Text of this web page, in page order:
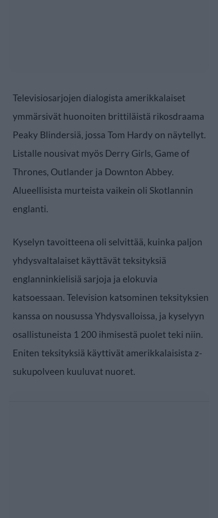
Televisiosarjojen dialogista amerikkalaiset
ymmärsivät huonoiten brittiläistä rikosdraama
Peaky Blindersiä, jossa Tom Hardy on näytellyt.
Listalle nousivat myös Derry Girls, Game of
Thrones, Outlander ja Downton Abbey.
Alueellisista murteista vaikein oli Skotlannin
englanti.
Kyselyn tavoitteena oli selvittää, kuinka paljon
yhdysvaltalaiset käyttävät teksityksiä
englanninkielisiä sarjoja ja elokuvia
katsoessaan. Television katsominen teksityksien
kanssa on nousussa Yhdysvalloissa, ja kyselyyn
osallistuneista 1 200 ihmisestä puolet teki niin.
Eniten teksityksiä käyttivät amerikkalaisista z-
sukupolveen kuuluvat nuoret.